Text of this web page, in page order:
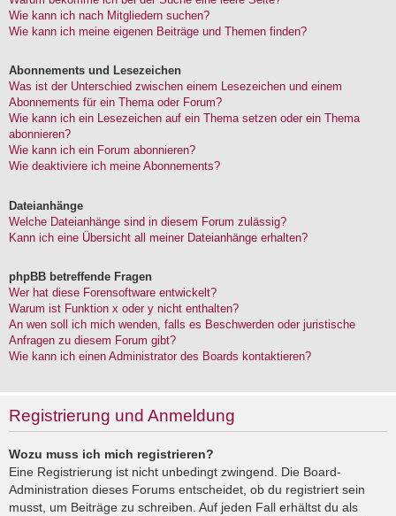
Wie kann ich nach Mitgliedern suchen?
Wie kann ich meine eigenen Beiträge und Themen finden?
Abonnements und Lesezeichen
Was ist der Unterschied zwischen einem Lesezeichen und einem
Abonnements für ein Thema oder Forum?
Wie kann ich ein Lesezeichen auf ein Thema setzen oder ein Thema
abonnieren?
Wie kann ich ein Forum abonnieren?
Wie deaktiviere ich meine Abonnements?
Dateianhänge
Welche Dateianhänge sind in diesem Forum zulässig?
Kann ich eine Übersicht all meiner Dateianhänge erhalten?
phpBB betreffende Fragen
Wer hat diese Forensoftware entwickelt?
Warum ist Funktion x oder y nicht enthalten?
An wen soll ich mich wenden, falls es Beschwerden oder juristische
Anfragen zu diesem Forum gibt?
Wie kann ich einen Administrator des Boards kontaktieren?
Registrierung und Anmeldung
Wozu muss ich mich registrieren?
Eine Registrierung ist nicht unbedingt zwingend. Die Board-
Administration dieses Forums entscheidet, ob du registriert sein
musst, um Beiträge zu schreiben. Auf jeden Fall erhältst du als